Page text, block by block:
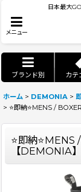
日本最大
メニュー
ブランド別 カテ
ホーム > DEMONIA >
> ⭐即納⭐MENS /
⭐即納
【DEMONIA】